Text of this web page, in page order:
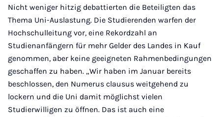
Nicht weniger hitzig debattierten die Beteiligten das
Thema Uni-Auslastung. Die Studierenden warfen der
Hochschulleitung vor, eine Rekordzahl an
Studienanfängern für mehr Gelder des Landes in Kauf
genommen, aber keine geeigneten Rahmenbedingungen
geschaffen zu haben. „Wir haben im Januar bereits
beschlossen, den Numerus clausus weitgehend zu
lockern und die Uni damit möglichst vielen
Studierwilligen zu öffnen. Das ist auch eine